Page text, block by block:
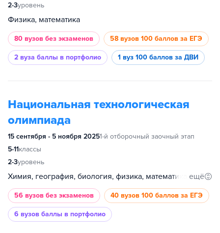
2-3уровень
Физика, математика
80 вузов без экзаменов 58 вузов 100 баллов за ЕГЭ
2 вуза баллы в портфолио 1 вуз 100 баллов за ДВИ
Национальная технологическая
олимпиада
15 сентября - 5 ноября 20251-й отборочный заочный этап
5-11классы
2-3уровень
Химия, география, биология, физика, математика, информатика
ещё
56 вузов без экзаменов 40 вузов 100 баллов за ЕГЭ
6 вузов баллы в портфолио